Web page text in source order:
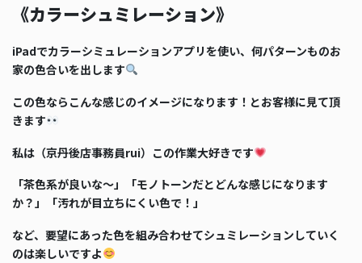
《カラーシュミレーション》
iPadでカラーシミュレーションアプリを使い、何パターンものお
家の色合いを出します
この色ならこんな感じのイメージになります！とお客様に見て頂
きます
私は（京丹後店事務員rui）この作業大好きです
「茶色系が良いな～」「モノトーンだとどんな感じになります
か？」「汚れが目立ちにくい色で！」
など、要望にあった色を組み合わせてシュミレーションしていく
のは楽しいですよ